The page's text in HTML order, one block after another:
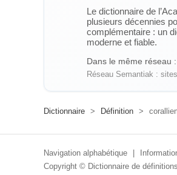
Le dictionnaire de
plusieurs décennies
complémentaire : un
moderne et fiable.
Dans le même réseau :
Réseau Semantiak :
Dictionnaire > Définition >
Navigation alphabétique
Copyright © Dictionnaire de